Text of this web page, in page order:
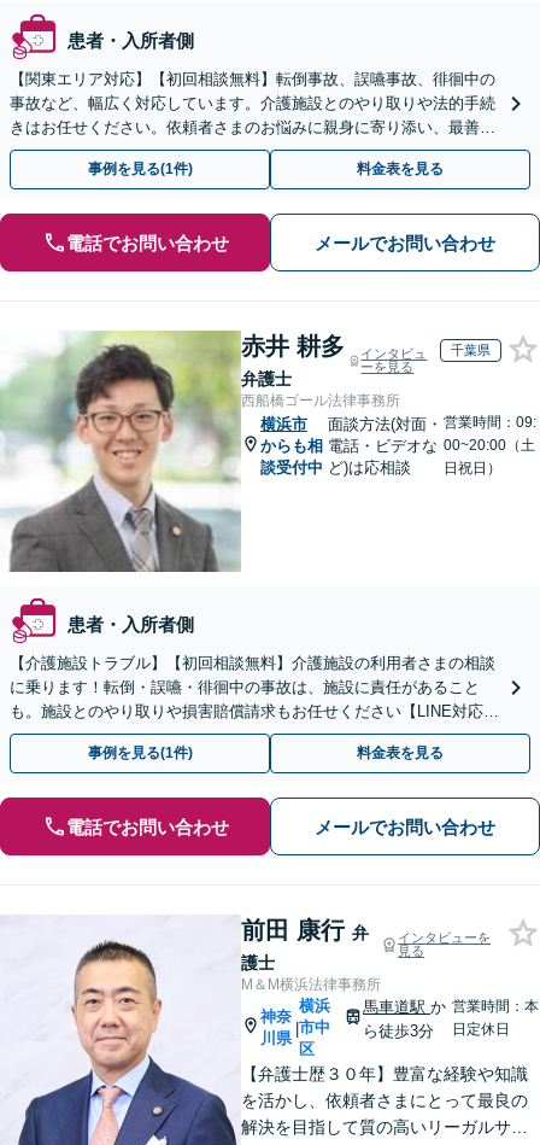
患者・入所者側
【関東エリア対応】【初回相談無料】転倒事故、誤嚥事故、徘徊中の
事故など、幅広く対応しています。介護施設とのやり取りや法的手続
きはお任せください。依頼者さまのお悩みに親身に寄り添い、最善の
結果が得られるように尽力いたします。
事例を見る(1件) 料金表を見る
電話でお問い合わせ メールでお問い合わせ
赤井 耕多
弁護士
インタビュ
ーを見る
千葉県
西船橋ゴール法律事務所
横浜市
からも相
談受付中
面談方法(対面・
電話・ビデオな
ど)は応相談
営業時間：09:
00~20:00（土
日祝日）
患者・入所者側
【介護施設トラブル】【初回相談無料】介護施設の利用者さまの相談
に乗ります！転倒・誤嚥・徘徊中の事故は、施設に責任があること
も。施設とのやり取りや損害賠償請求もお任せください【LINE対応
可】【夜間・休日面談可】【関東エリア対応】
事例を見る(1件) 料金表を見る
電話でお問い合わせ メールでお問い合わせ
前田 康行 弁
護士
インタビューを
見る
M＆M横浜法律事務所
神奈
川県
|
横浜
市中
区
馬車道駅か
ら徒歩3分
営業時間：本
日定休日
【弁護士歴３０年】豊富な経験や知識
を活かし、依頼者さまにとって最良の
解決を目指して質の高いリーガルサー